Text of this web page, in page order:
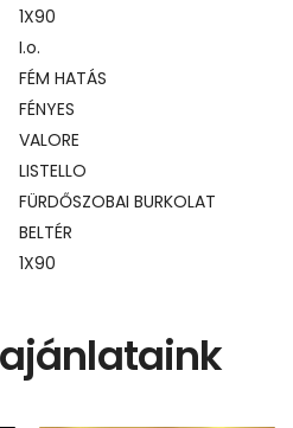
1X90
I.o.
FÉM HATÁS
FÉNYES
VALORE
LISTELLO
FÜRDŐSZOBAI BURKOLAT
BELTÉR
1X90